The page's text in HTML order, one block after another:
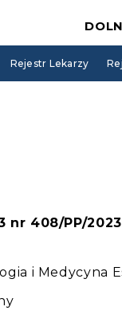
Rejestr Lekarzy
nr 408/PP/2023
i Medycyna